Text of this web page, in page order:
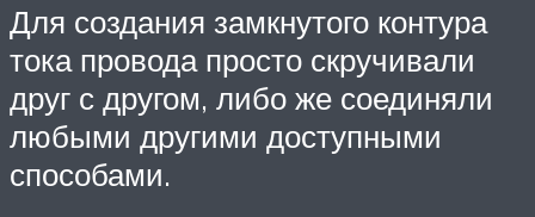
Для создания замкнутого контура
тока провода просто скручивали
друг с другом, либо же соединяли
любыми другими доступными
способами.